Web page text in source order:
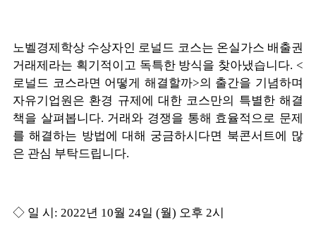
노벨경제학상 수상자인 로널드 코스는 온실가스 배출권
거래제라는 획기적이고 독특한 방식을 찾아냈습니다. <
로널드 코스라면 어떻게 해결할까>의 출간을 기념하며
자유기업원은 환경 규제에 대한 코스만의 특별한 해결
책을 살펴봅니다. 거래와 경쟁을 통해 효율적으로 문제
를 해결하는 방법에 대해 궁금하시다면 북콘서트에 많
은 관심 부탁드립니다.
◇ 일 시: 2022년 10월 24일 (월) 오후 2시